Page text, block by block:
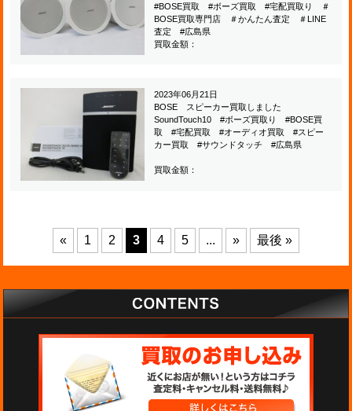
#BOSE買取 #ボーズ買取 #宅配買取り ＃
BOSE買取専門店 ＃かんたん査定 ＃LINE
査定 #広島県
買取金額：
2023年06月21日
BOSE スピーカー買取しました
SoundTouch10 #ボーズ買取り #BOSE買
取 #宅配買取 #オーディオ買取 #スピー
カー買取 #サウンドタッチ #広島県
買取金額：
« 1 2 3 4 5 ... » 最後 »